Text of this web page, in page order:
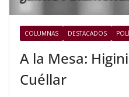
COLUMNAS DESTACADOS
A la Mesa:
Cuéllar